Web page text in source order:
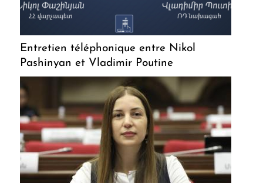
Entretien téléphonique entre Nikol
Pashinyan et Vladimir Poutine